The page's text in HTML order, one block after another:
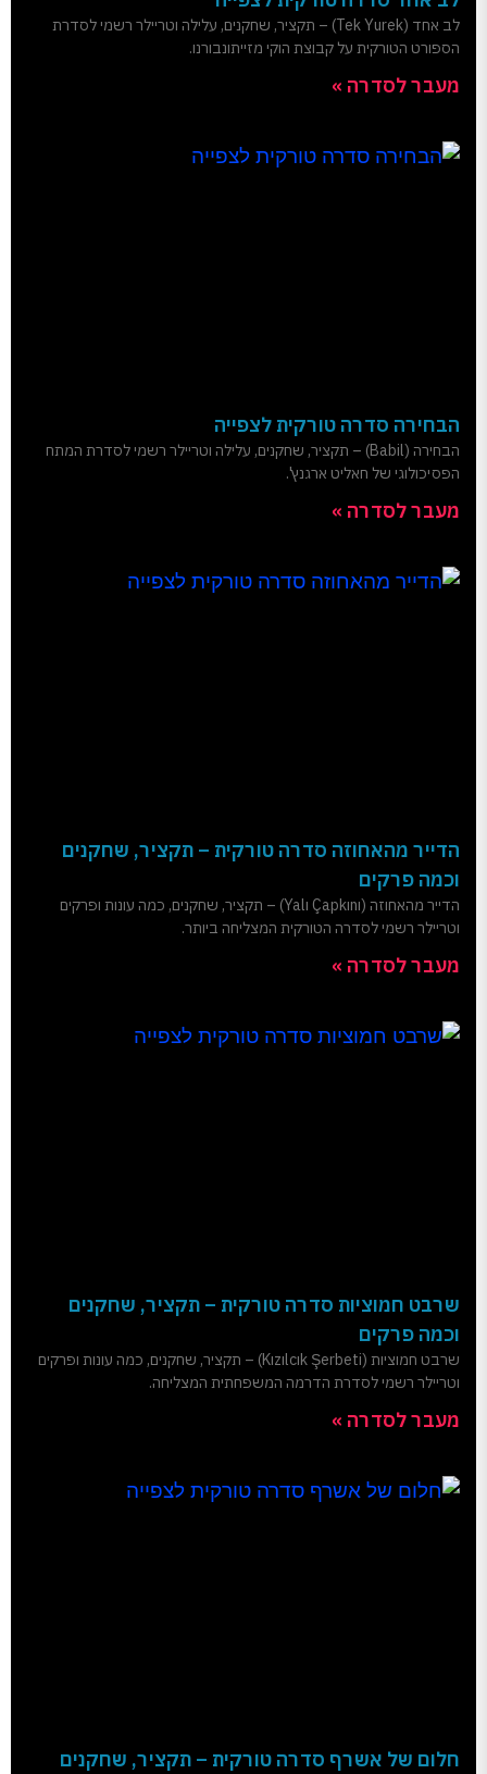
לב אחד (Tek Yurek) – תקציר, שחקנים, עלילה וטריילר רשמי לסדרת
הספורט הטורקית על קבוצת הוקי מזייתונבורנו.
מעבר לסדרה »
הבחירה סדרה טורקית לצפייה
הבחירה (Babil) – תקציר, שחקנים, עלילה וטריילר רשמי לסדרת המתח
הפסיכולוגי של חאליט ארגנץ'.
מעבר לסדרה »
הדייר מהאחוזה סדרה טורקית – תקציר, שחקנים
וכמה פרקים
הדייר מהאחוזה (Yalı Çapkını) – תקציר, שחקנים, כמה עונות ופרקים
וטריילר רשמי לסדרה הטורקית המצליחה ביותר.
מעבר לסדרה »
שרבט חמוציות סדרה טורקית – תקציר, שחקנים
וכמה פרקים
שרבט חמוציות (Kızılcık Şerbeti) – תקציר, שחקנים, כמה עונות ופרקים
וטריילר רשמי לסדרת הדרמה המשפחתית המצליחה.
מעבר לסדרה »
חלום של אשרף סדרה טורקית – תקציר, שחקנים